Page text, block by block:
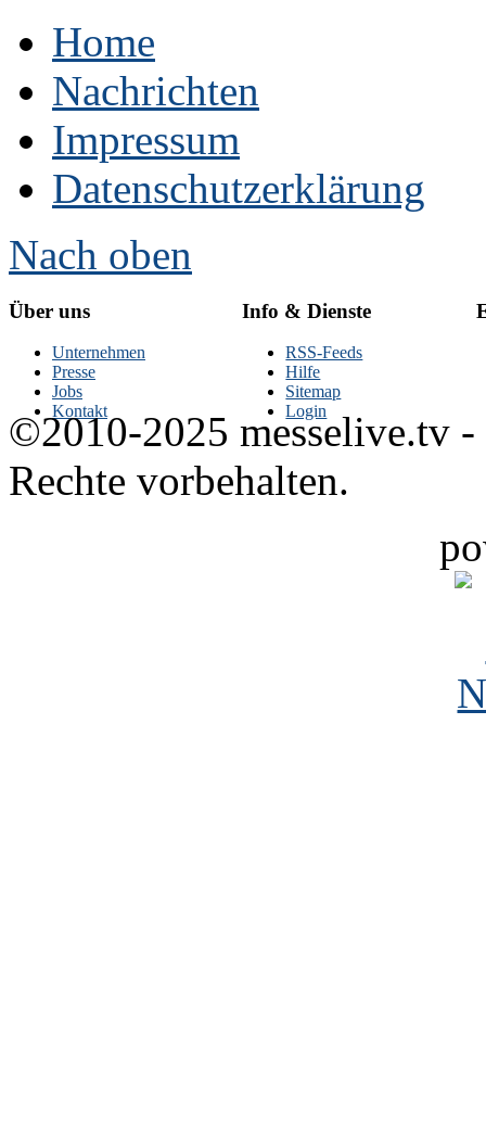
Home
Nachrichten
Impressum
Datenschutzerklärung
Nach oben
Über uns
Unternehmen
Presse
Jobs
Kontakt
Info & Dienste
RSS-Feeds
Hilfe
Sitemap
Login
©2010-2025 messelive.tv -
Rechte vorbehalten.